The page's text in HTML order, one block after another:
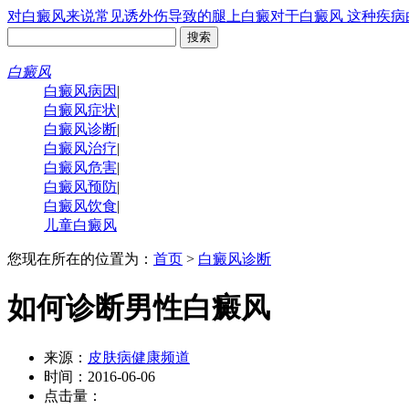
对白癜风来说常见诱外伤导致的腿上白癜对于白癜风 这种疾病
白癜风
白癜风病因 |
白癜风症状|
白癜风诊断|
白癜风治疗|
白癜风危害|
白癜风预防|
白癜风饮食|
儿童白癜风
您现在所在的位置为： 首页 > 白癜风诊断
如何诊断男性白癜风
来源： 皮肤病健康频道
时间：2016-06-06
点击量：